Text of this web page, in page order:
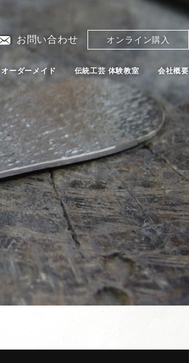
お問い合わせ オンライン購入
オーダーメイド 伝統工芸 体験教室 会社概要